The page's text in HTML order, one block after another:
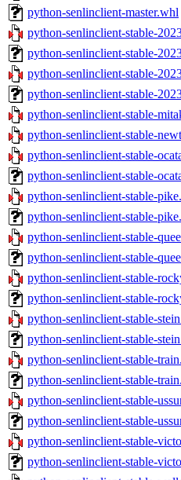
python-senlinclient-master.whl
python-senlinclient-stable-
python-senlinclient-stable-
python-senlinclient-stable-
python-senlinclient-stable-
python-senlinclient-stable-
python-senlinclient-stable-
python-senlinclient-stable-
python-senlinclient-stable-
python-senlinclient-stable-
python-senlinclient-stable-
python-senlinclient-stable-
python-senlinclient-stable-
python-senlinclient-stable-
python-senlinclient-stable-
python-senlinclient-stable-
python-senlinclient-stable-
python-senlinclient-stable-
python-senlinclient-stable-
python-senlinclient-stable-
python-senlinclient-stable-
python-senlinclient-stable-
python-senlinclient-stable-